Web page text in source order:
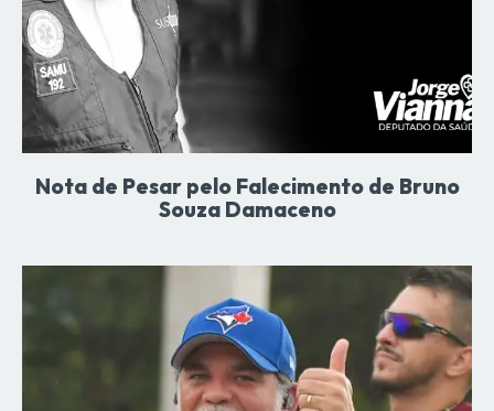
Nota de Pesar pelo Falecimento de Bruno
Souza Damaceno